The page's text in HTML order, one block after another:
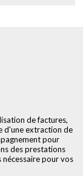
de factures,
d'une extraction de
pour
des prestations
nécessaire pour vos